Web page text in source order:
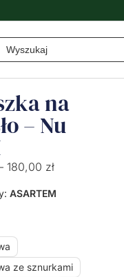
for:
na
– Nu
180,00 zł
ASARTEM
ze sznurkami